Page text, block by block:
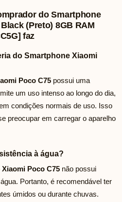
do Smartphone
(Preto) 8GB RAM
faz
do Smartphone Xiaomi
Poco C75 possui uma
um uso intenso ao longo do dia,
condições normais de uso. Isso
preocupar em carregar o aparelho
à água?
Poco C75 não possui
Portanto, é recomendável ter
úmidos ou durante chuvas.